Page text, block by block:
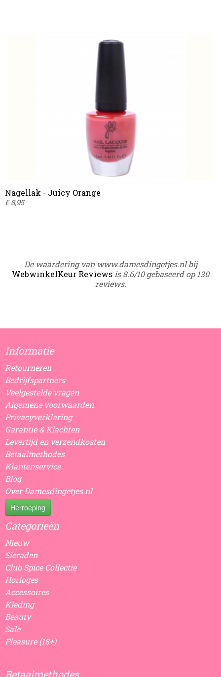
Nagellak - Juicy Orange
€ 8,95
De waardering van www.damesdingetjes.nl bij
WebwinkelKeur Reviews is 8.6/10 gebaseerd op 130
reviews.
Informatie
Retourneren
Bedrijfspartners
Veelgestelde vragen
Algemene voorwaarden
Privacyverklaring
Garantie & Klachten
Levertijd en verzendkosten
Betaalmethodes
Klantenservice
Blog
Over Damesdingetjes.nl
Herroeping
Categorieën
Nieuw
Sieraden
Club Spice Collectie
Horloges
Accessoires
Kleding
Beauty
Sale
Pleasure (18+)
Betaalmethodes